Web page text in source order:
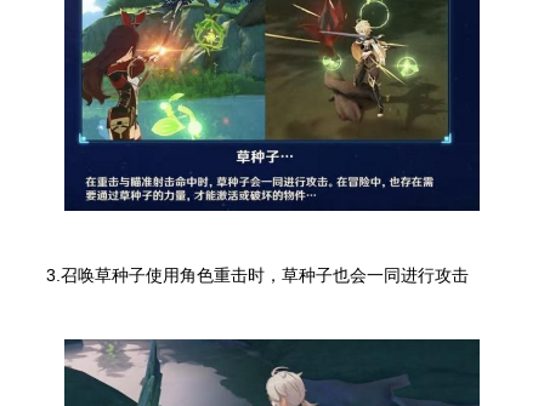
3.召唤草种子使用角色重击时，草种子也会一同进行攻击